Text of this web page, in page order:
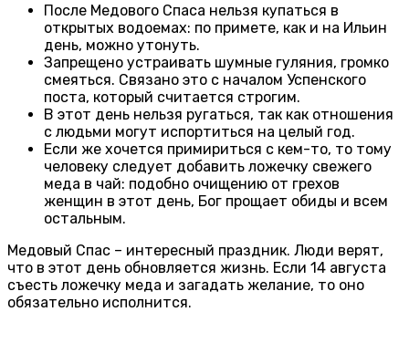
После Медового Спаса нельзя купаться в
открытых водоемах: по примете, как и на Ильин
день, можно утонуть.
Запрещено устраивать шумные гуляния, громко
смеяться. Связано это с началом Успенского
поста, который считается строгим.
В этот день нельзя ругаться, так как отношения
с людьми могут испортиться на целый год.
Если же хочется примириться с кем-то, то тому
человеку следует добавить ложечку свежего
меда в чай: подобно очищению от грехов
женщин в этот день, Бог прощает обиды и всем
остальным.
Медовый Спас – интересный праздник. Люди верят,
что в этот день обновляется жизнь. Если 14 августа
съесть ложечку меда и загадать желание, то оно
обязательно исполнится.